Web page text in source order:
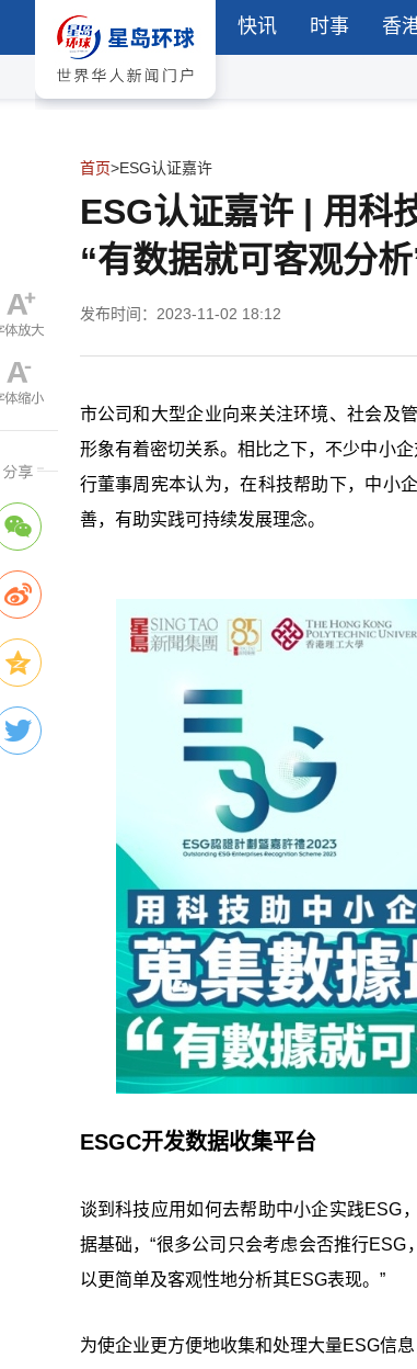
快讯 时事 香
首页>ESG认证嘉许
ESG认证嘉许 | 用科
“有数据就可客观分析
发布时间：2023-11-02 18:12
市公司和大型企业向来关注环境、社会及
形象有着密切关系。相比之下，不少中小
行董事周宪本认为，在科技帮助下，中小
善，有助实践可持续发展理念。
ESGC开发数据收集平台
谈到科技应用如何去帮助中小企实践ESG
据基础，“很多公司只会考虑会否推行
以更简单及客观性地分析其ESG表现。”
为使企业更方便地收集和处理大量ESG信